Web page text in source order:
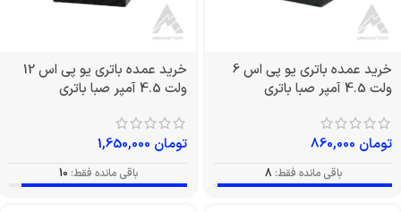
خرید عمده باتری یو پی اس 6
ولت 4.5 آمپر صبا باتری
تومان
باقی مانده فقط: 8
خرید عمده باتری یو پی اس 12
ولت 4.5 آمپر صبا باتری
تومان
باقی مانده فقط: 10